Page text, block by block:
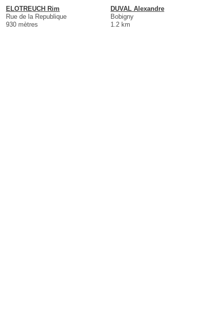
ELOTREUCH Rim
Rue de la Republique
930 mètres
DUVAL Alexandre
Bobigny
1.2 km